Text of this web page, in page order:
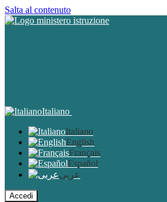
Salta al contenuto
Italiano
Italiano
English
Français
Español
عربى
Accedi